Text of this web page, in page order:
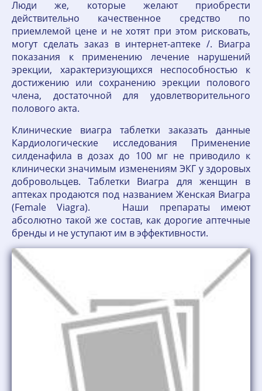
Люди же, которые желают приобрести
действительно качественное средство по
приемлемой цене и не хотят при этом рисковать,
могут сделать заказ в интернет-аптеке /. Виагра
показания к применению лечение нарушений
эрекции, характеризующихся неспособностью к
достижению или сохранению эрекции полового
члена, достаточной для удовлетворительного
полового акта.
Клинические виагра таблетки заказать данные
Кардиологические исследования Применение
силденафила в дозах до 100 мг не приводило к
клинически значимым изменениям ЭКГ у здоровых
добровольцев. Таблетки Виагра для женщин в
аптеках продаются под названием Женская Виагра
(Female Viagra). Наши препараты имеют
абсолютно такой же состав, как дорогие аптечные
бренды и не уступают им в эффективности.